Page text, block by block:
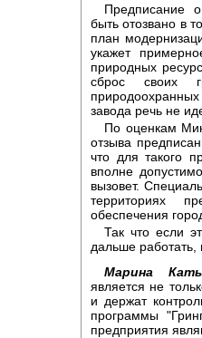
Предписание
быть отозвано в
план
укажет
природных
сброс своих
завода речь не
По оценкам
отзыва
что для такого
вполне
вызовет.
территориях
обеспечения
Так что если
дальше работать,
Марина
является не
и держат
программы
предприятия